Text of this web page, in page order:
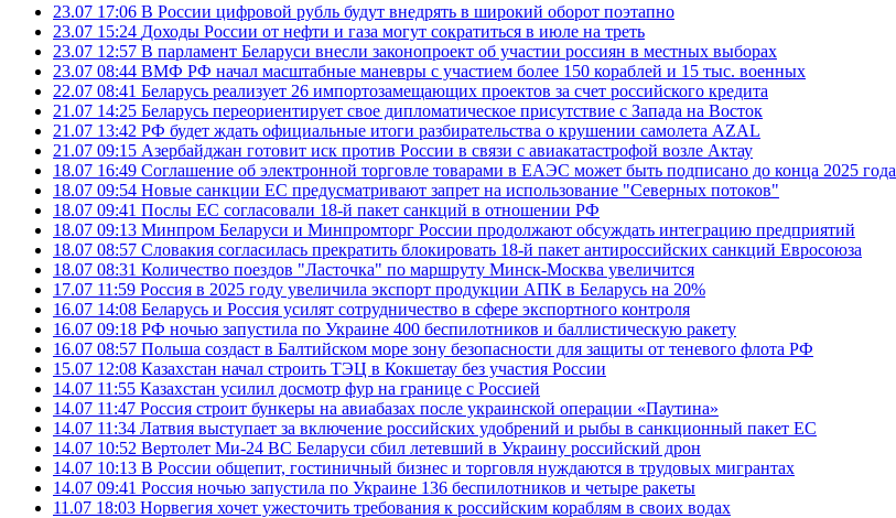
23.07 17:06 В России цифровой рубль будут внедрять в широкий оборот поэтапно
23.07 15:24 Доходы России от нефти и газа могут сократиться в июле на треть
23.07 12:57 В парламент Беларуси внесли законопроект об участии россиян в местных выборах
23.07 08:44 ВМФ РФ начал масштабные маневры с участием более 150 кораблей и 15 тыс. военных
22.07 08:41 Беларусь реализует 26 импортозамещающих проектов за счет российского кредита
21.07 14:25 Беларусь переориентирует свое дипломатическое присутствие с Запада на Восток
21.07 13:42 РФ будет ждать официальные итоги разбирательства о крушении самолета AZAL
21.07 09:15 Азербайджан готовит иск против России в связи с авиакатастрофой возле Актау
18.07 16:49 Соглашение об электронной торговле товарами в ЕАЭС может быть подписано до конца 2025 года
18.07 09:54 Новые санкции ЕС предусматривают запрет на использование "Северных потоков"
18.07 09:41 Послы ЕС согласовали 18-й пакет санкций в отношении РФ
18.07 09:13 Минпром Беларуси и Минпромторг России продолжают обсуждать интеграцию предприятий
18.07 08:57 Словакия согласилась прекратить блокировать 18-й пакет антироссийских санкций Евросоюза
18.07 08:31 Количество поездов "Ласточка" по маршруту Минск-Москва увеличится
17.07 11:59 Россия в 2025 году увеличила экспорт продукции АПК в Беларусь на 20%
16.07 14:08 Беларусь и Россия усилят сотрудничество в сфере экспортного контроля
16.07 09:18 РФ ночью запустила по Украине 400 беспилотников и баллистическую ракету
16.07 08:57 Польша создаст в Балтийском море зону безопасности для защиты от теневого флота РФ
15.07 12:08 Казахстан начал строить ТЭЦ в Кокшетау без участия России
14.07 11:55 Казахстан усилил досмотр фур на границе с Россией
14.07 11:47 Россия строит бункеры на авиабазах после украинской операции «Паутина»
14.07 11:34 Латвия выступает за включение российских удобрений и рыбы в санкционный пакет ЕС
14.07 10:52 Вертолет Ми-24 ВС Беларуси сбил летевший в Украину российский дрон
14.07 10:13 В России общепит, гостиничный бизнес и торговля нуждаются в трудовых мигрантах
14.07 09:41 Россия ночью запустила по Украине 136 беспилотников и четыре ракеты
11.07 18:03 Норвегия хочет ужесточить требования к российским кораблям в своих водах